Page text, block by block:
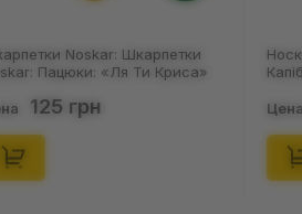
Носки Noskar: Шкарпетки Noskar:
Капібари: «Капібара» (короткі)
Цена